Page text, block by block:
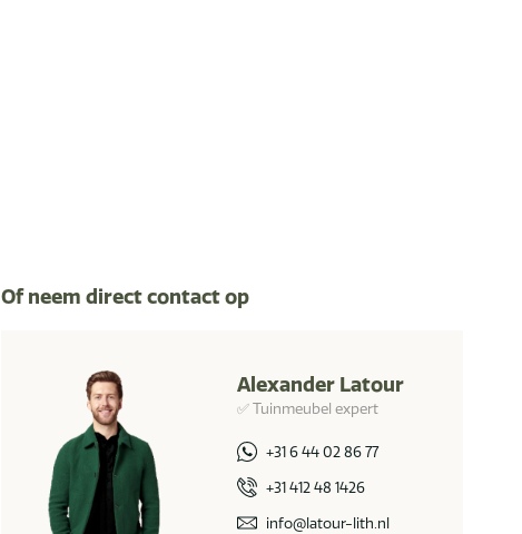
Of neem direct contact op
Alexander Latour
✅ Tuinmeubel expert
+31 6 44 02 86 77
+31 412 48 1426
info@latour-lith.nl